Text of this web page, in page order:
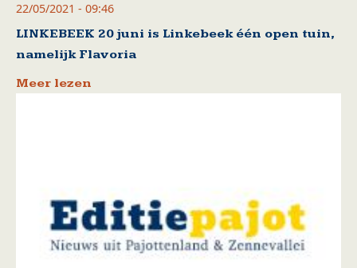
22/05/2021 - 09:46
LINKEBEEK 20 juni is Linkebeek één open tuin,
namelijk Flavoria
Meer lezen